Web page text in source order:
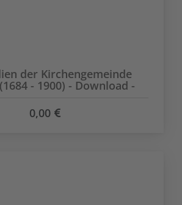
der Kirchengemeinde
- 1900) - Download -
0,00